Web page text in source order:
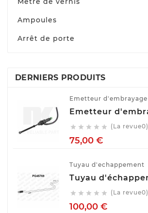
Ampoules
Arrêt de porte
DERNIERS PRODUITS
Emetteur d'embrayage
     (La revue0)
75,00 €Prix
Tuyau d'echappement
     (La revue0)
100,00 €Prix